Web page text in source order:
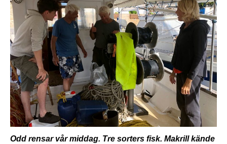
Odd rensar vår middag. Tre sorters fisk. Makrill kände